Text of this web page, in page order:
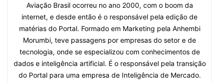
Aviação Brasil ocorreu no ano 2000, com o boom da
internet, e desde então é o responsável pela edição de
matérias do Portal. Formado em Marketing pela Anhembi
Morumbi, teve passagens por empresas do setor e de
tecnologia, onde se especializou com conhecimentos de
dados e inteligência artificial. É o responsável pela transição
do Portal para uma empresa de Inteligência de Mercado.